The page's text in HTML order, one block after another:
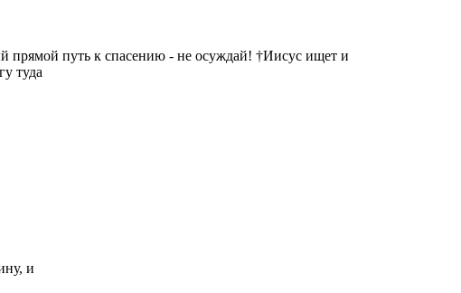
прямой путь к спасению - не осуждай! †Иисус ищет и
туда
и